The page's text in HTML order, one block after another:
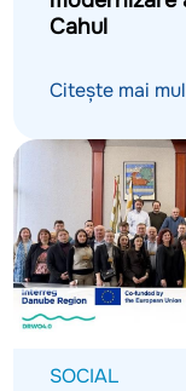
Cahul
Citește mai
SOCIAL